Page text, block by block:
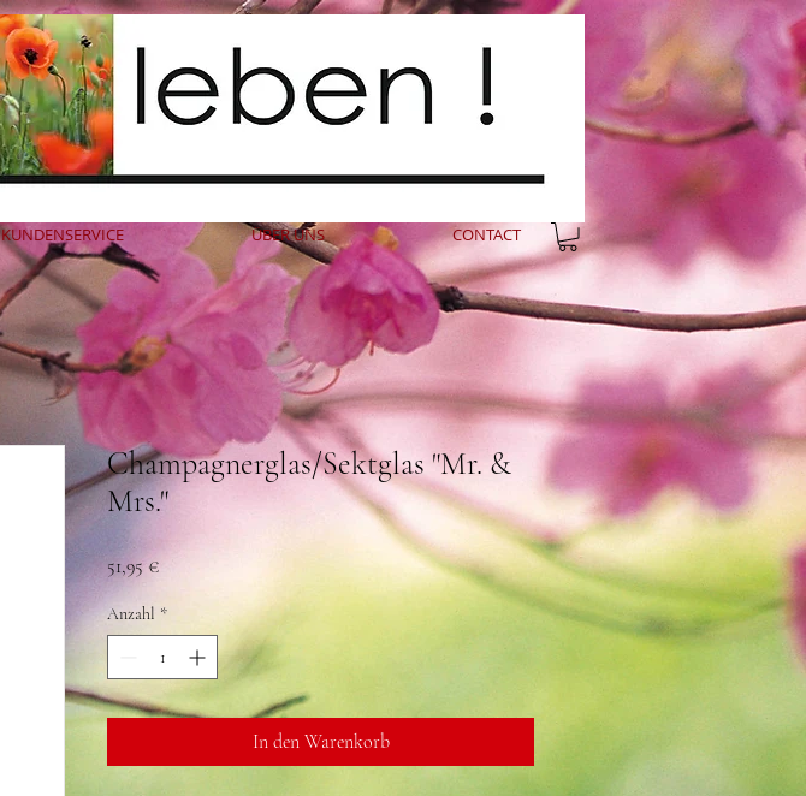
KUNDENSERVICE ÜBER UNS CONTACT
Champagnerglas/Sektglas "Mr. &
Mrs."
51,95 €Preis
Anzahl *
In den Warenkorb